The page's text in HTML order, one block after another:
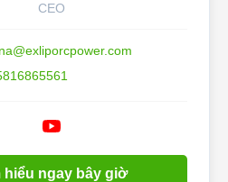
CEO
hiểu ngay bây giờ